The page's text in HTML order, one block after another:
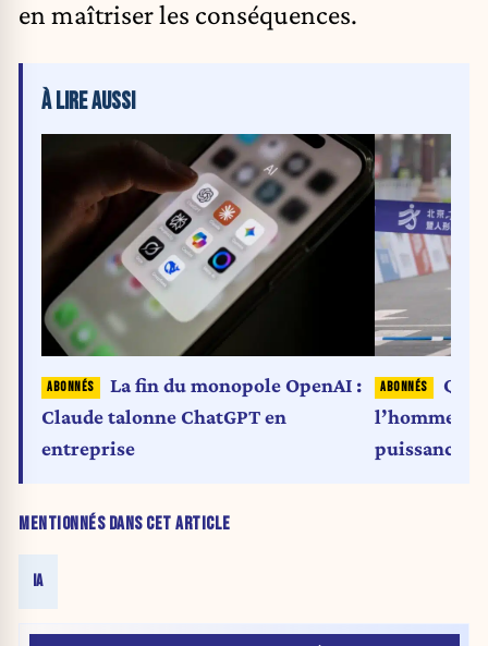
en maîtriser les conséquences.
MENTIONNÉS DANS CET ARTICLE
IA
À LIRE AUSSI
La fin du monopole OpenAI :
Claude talonne ChatGPT en
entreprise
l’homme :
puissance